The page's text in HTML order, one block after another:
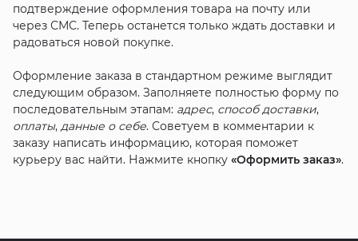
подтверждение оформления товара на почту или
через СМС. Теперь останется только ждать доставки и
радоваться новой покупке.
Оформление заказа в стандартном режиме выглядит
следующим образом. Заполняете полностью форму по
последовательным этапам: адрес, способ доставки,
оплаты, данные о себе. Советуем в комментарии к
заказу написать информацию, которая поможет
курьеру вас найти. Нажмите кнопку «Оформить заказ».